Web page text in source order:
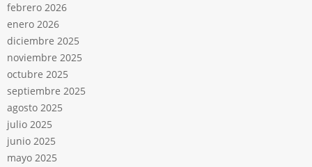
febrero 2026
enero 2026
diciembre 2025
noviembre 2025
octubre 2025
septiembre 2025
agosto 2025
julio 2025
junio 2025
mayo 2025